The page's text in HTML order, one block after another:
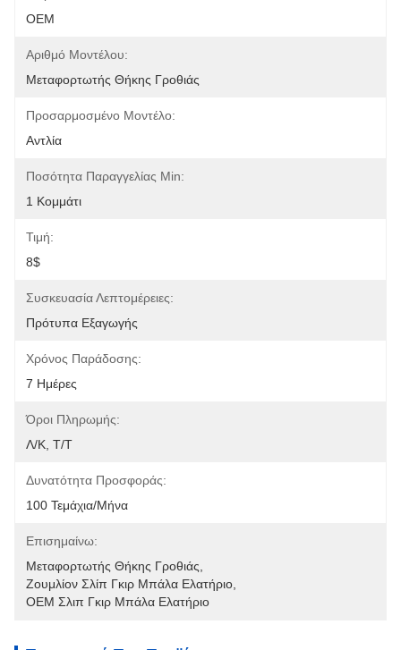
OEM
Αριθμό Μοντέλου:
Μεταφορτωτής Θήκης Γροθιάς
Προσαρμοσμένο Μοντέλο:
Αντλία
Ποσότητα Παραγγελίας Min:
1 Κομμάτι
Τιμή:
8$
Συσκευασία Λεπτομέρειες:
Πρότυπα Εξαγωγής
Χρόνος Παράδοσης:
7 Ημέρες
Όροι Πληρωμής:
Λ/Κ, Τ/Τ
Δυνατότητα Προσφοράς:
100 Τεμάχια/μήνα
Επισημαίνω:
Μεταφορτωτής Θήκης Γροθιάς
Ζουμλίον Σλίπ Γκιρ Μπάλα Ελατήριο
OEM Σλιπ Γκιρ Μπάλα Ελατήριο